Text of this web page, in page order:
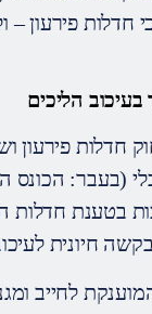
פירעון –
הליכים
חדלות
(בעבר: הכונס
בטענת חדלות
חיונית
לחייב